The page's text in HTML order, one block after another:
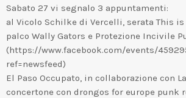
Sabato 27 vi segnalo 3 appuntamenti:
al Vicolo Schilke di Vercelli, serata This
palco Wally Gators e Protezione Incivile
(https://www.facebook.com/events/
ref=newsfeed)
El Paso Occupato, in collaborazione con
concertone con drongos for europe punk